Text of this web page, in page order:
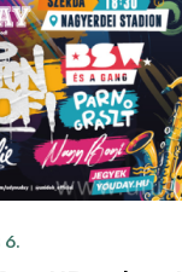
6.